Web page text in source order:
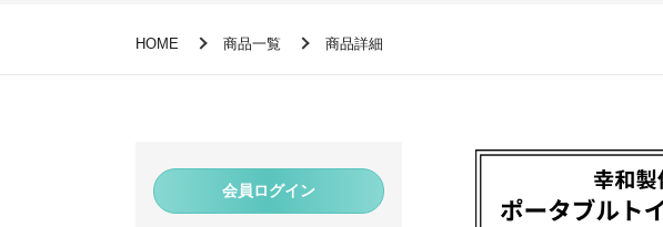
HOME 商品一覧 商品詳細
会員ログイン